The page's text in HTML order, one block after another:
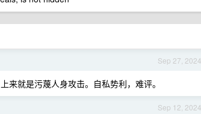
Sep 27, 2024
来就是污蔑人身攻击。自私势利，难评。
Sep 12, 2024